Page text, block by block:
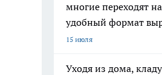
многие переходят
удобный формат
15 июля
Уходя из дома,